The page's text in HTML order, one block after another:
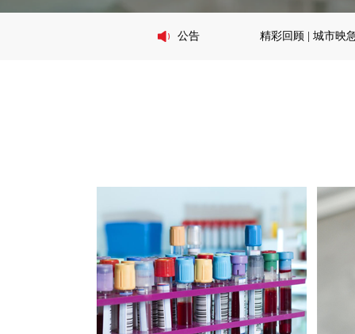
公告 精彩回顾 | 城市映